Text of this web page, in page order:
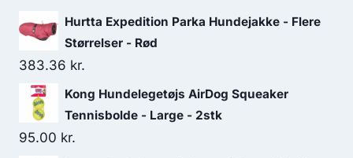
Hurtta Expedition Parka Hundejakke - Flere
Størrelser - Rød
383.36 kr.
Kong Hundelegetøjs AirDog Squeaker
Tennisbolde - Large - 2stk
95.00 kr.